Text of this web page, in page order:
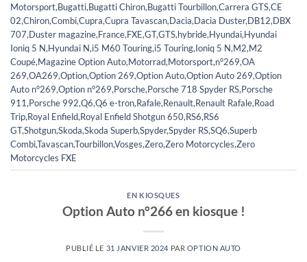
Motorsport,Bugatti,Bugatti Chiron,Bugatti Tourbillon,Carrera GTS,CE
02,Chiron,Combi,Cupra,Cupra Tavascan,Dacia,Dacia Duster,DB12,DBX
707,Duster magazine,France,FXE,GT,GTS,hybride,Hyundai,Hyundai
Ioniq 5 N,Hyundai N,i5 M60 Touring,i5 Touring,Ioniq 5 N,M2,M2
Coupé,Magazine Option Auto,Motorrad,Motorsport,n°269,OA
269,OA269,Option,Option 269,Option Auto,Option Auto 269,Option
Auto n°269,Option n°269,Porsche,Porsche 718 Spyder RS,Porsche
911,Porsche 992,Q6,Q6 e-tron,Rafale,Renault,Renault Rafale,Road
Trip,Royal Enfield,Royal Enfield Shotgun 650,RS6,RS6
GT,Shotgun,Skoda,Skoda Superb,Spyder,Spyder RS,SQ6,Superb
Combi,Tavascan,Tourbillon,Vosges,Zero,Zero Motorcycles,Zero
Motorcycles FXE
EN KIOSQUES
Option Auto n°266 en kiosque !
PUBLIÉ LE 31 JANVIER 2024 PAR OPTION AUTO